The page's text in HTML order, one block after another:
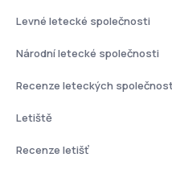
Levné letecké společnosti
Národní letecké společnosti
Recenze leteckých
Letiště
Recenze letišť